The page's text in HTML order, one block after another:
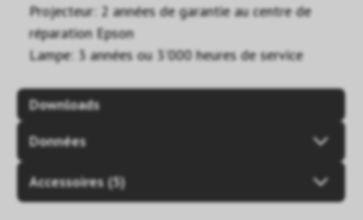
Projecteur: 2 années de garantie au centre de
réparation Epson
Lampe: 3 années ou 3'000 heures de service
Downloads
Données
Accessoires (5)